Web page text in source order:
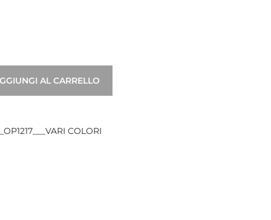
AL CARRELLO
COLORI